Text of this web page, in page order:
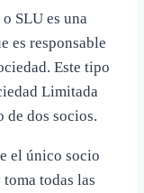
SLU es una
es responsable
Este tipo
Limitada
de dos socios.
el único socio
todas las